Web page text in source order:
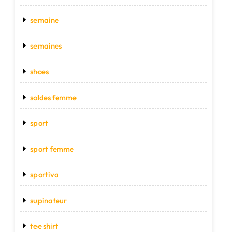
semaine
semaines
shoes
soldes femme
sport
sport femme
sportiva
supinateur
tee shirt